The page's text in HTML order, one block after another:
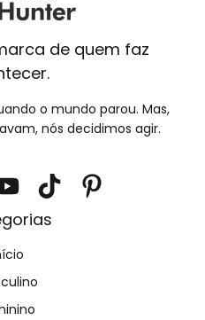
de quem faz
o mundo parou. Mas,
nós decidimos agir.